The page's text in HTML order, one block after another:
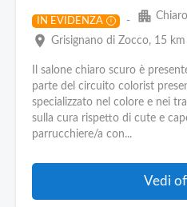
Blog
Pubblica
Offerte
Aziende
IN EVIDENZA i - apartment
place Grisignano di Zocco, 15 km
Il salone chiaro scuro è
parte del circuito colorist
specializzato nel colore e nei
sulla cura rispetto di cute e
parrucchiere/a con...
Vedi